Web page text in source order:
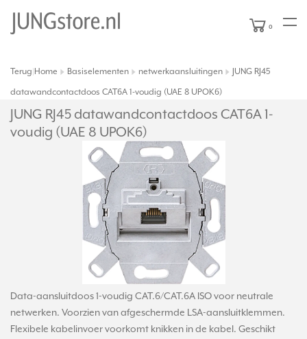
0
Terug Home Basiselementen netwerkaansluitingen JUNG RJ45
datawandcontactdoos CAT6A 1-voudig (UAE 8 UPOK6)
JUNG RJ45 datawandcontactdoos CAT6A 1-
voudig (UAE 8 UPOK6)
Data-aansluitdoos 1-voudig CAT.6/CAT.6A ISO voor neutrale
netwerken. Voorzien van afgeschermde LSA-aansluitklemmen.
Flexibele kabelinvoer voorkomt knikken in de kabel. Geschikt